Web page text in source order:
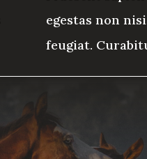
egestas non
feugiat.